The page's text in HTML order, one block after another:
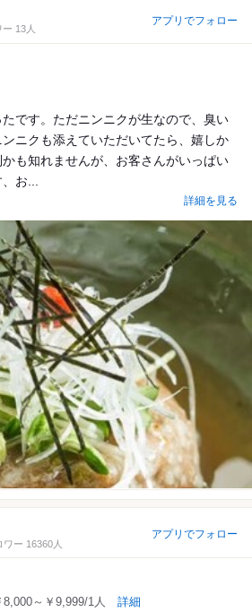
13人
アプリでフォロー
です。ただニンニクが生なので、臭い
ニクも添えていただいてたら、嬉しか
も知れませんが、お客さんがいっぱい
お...
詳細を見る
ワー 16360人
アプリでフォロー
8,000～￥9,999/1人 詳細